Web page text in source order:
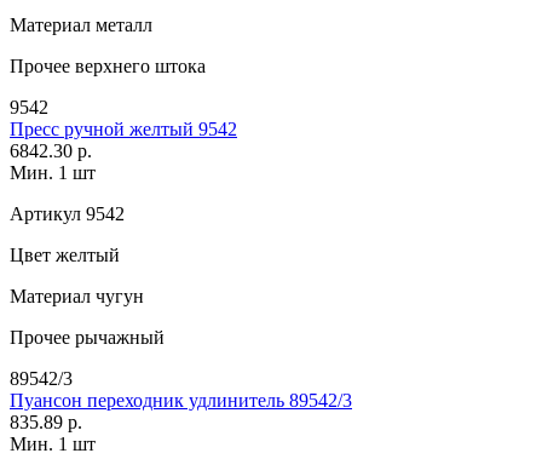
Материал металл
Прочее верхнего штока
9542
Пресс ручной желтый 9542
6842.30 р.
Мин. 1 шт
Артикул 9542
Цвет желтый
Материал чугун
Прочее рычажный
89542/3
Пуансон переходник удлинитель 89542/3
835.89 р.
Мин. 1 шт